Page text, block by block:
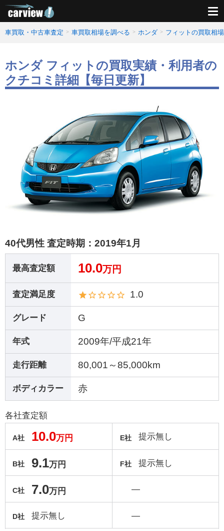
車買取・中古車査定 車買取相場を調べる ホンダ フィットの買取相
ホンダ フィットの買取実績・利用者の
クチコミ詳細【毎日更新】
40代男性 査定時期： 2019年1月
最高査定額 10.0万円
査定満足度 1.0
グレード G
年式 2009年/平成21年
走行距離 80,001～85,000km
ボディカラー 赤
各社査定額
A社 10.0万円
B社 9.1万円
C社 7.0万円
D社 提示無し
E社 提示無し
F社 提示無し
―
―